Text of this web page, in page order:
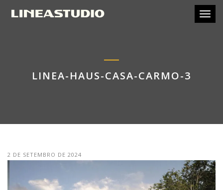
LINEA-HAUS-CASA-CARMO-3
2 DE SETEMBRO DE 2024